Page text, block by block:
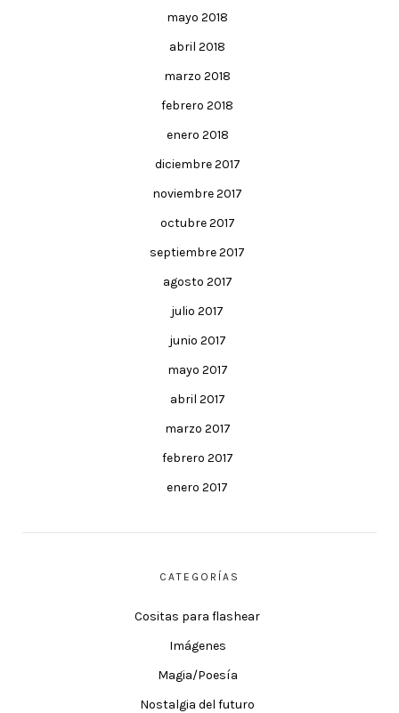
mayo 2018
abril 2018
marzo 2018
febrero 2018
enero 2018
diciembre 2017
noviembre 2017
octubre 2017
septiembre 2017
agosto 2017
julio 2017
junio 2017
mayo 2017
abril 2017
marzo 2017
febrero 2017
enero 2017
CATEGORÍAS
Cositas para flashear
Imágenes
Magia/Poesía
Nostalgia del futuro